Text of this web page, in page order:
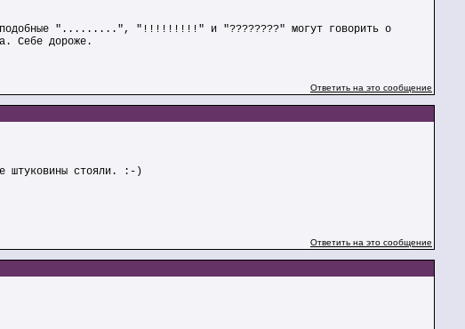
что подобные ".........", "!!!!!!!!!" и "????????" могут говорить о
Себе дороже.
Ответить на это сообщение
штуковины стояли. :-)
Ответить на это сообщение